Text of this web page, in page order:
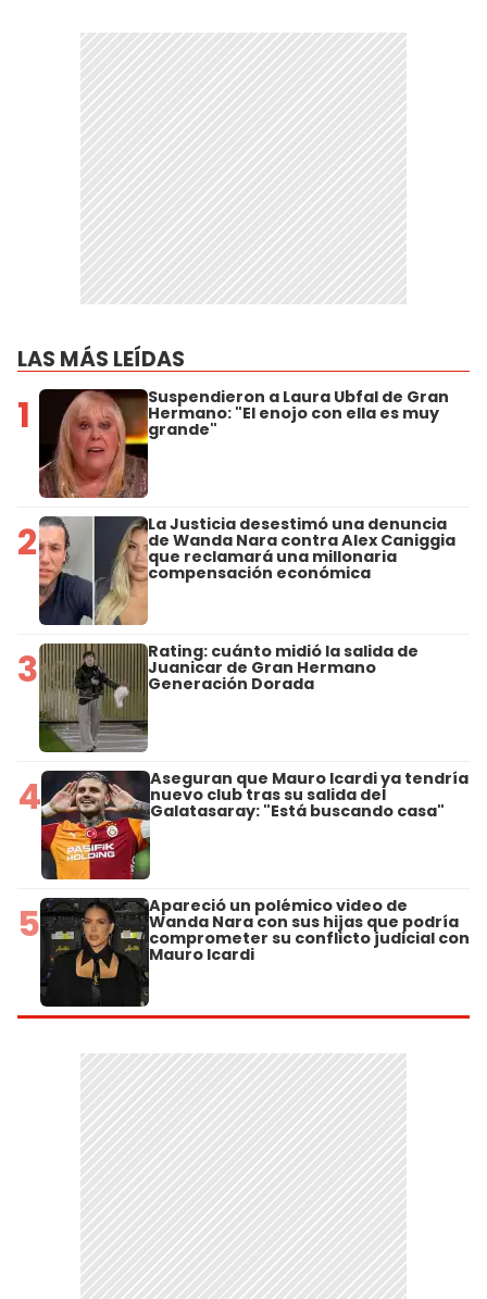
LAS MÁS LEÍDAS
1 Suspendieron a Laura Ubfal de Gran
Hermano: "El enojo con ella es muy
grande"
2 La Justicia desestimó una denuncia
de Wanda Nara contra Alex Caniggia
que reclamará una millonaria
compensación económica
3 Rating: cuánto midió la salida de
Juanicar de Gran Hermano
Generación Dorada
4 Aseguran que Mauro Icardi ya tendría
nuevo club tras su salida del
Galatasaray: "Está buscando casa"
5 Apareció un polémico video de
Wanda Nara con sus hijas que podría
comprometer su conflicto judicial con
Mauro Icardi